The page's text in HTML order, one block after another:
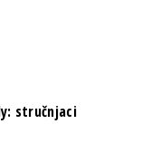
stručnjaci